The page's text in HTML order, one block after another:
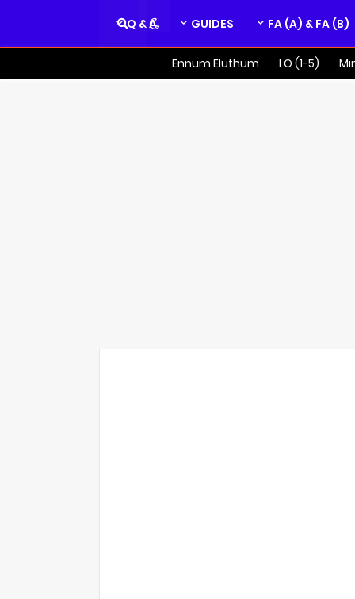
FA (A) & FA (B)
GUIDES
Q & A
LO (1-5)
Ennum Eluthum